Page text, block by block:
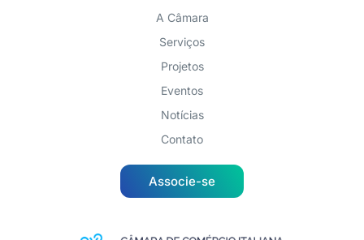
A Câmara
Serviços
Projetos
Eventos
Notícias
Contato
Associe-se